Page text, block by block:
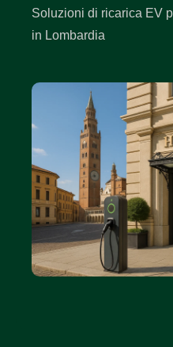
Soluzioni di ricarica EV
in Lombardia